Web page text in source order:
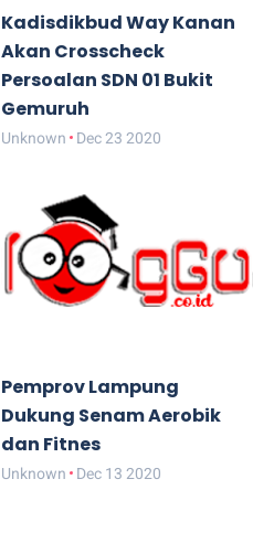
Kadisdikbud Way Kanan
Akan Crosscheck
Persoalan SDN 01 Bukit
Gemuruh
Unknown Dec 23 2020
Pemprov Lampung
Dukung Senam Aerobik
dan Fitnes
Unknown Dec 13 2020